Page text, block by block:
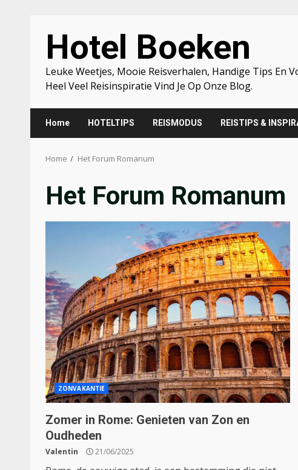
content
Hotel Boeken
Leuke Weetjes, Mooie Reisverhalen, Handige Tips En
Heel Veel Reisinspiratie Vind Je Op Onze Blog.
Home HOTELTIPS REISMODUS REISTIPS &
Home Het Forum Romanum
Het Forum Romanum
ZONVAKANTIE
Zomer in Rome: Genieten van Zon en
Oudheden
Valentin 21/06/2025